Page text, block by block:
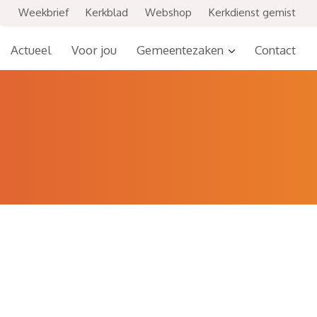
Actueel Voor jou Gemeentezaken Contact
Weekbrief Kerkblad Webshop Kerkdienst gemist